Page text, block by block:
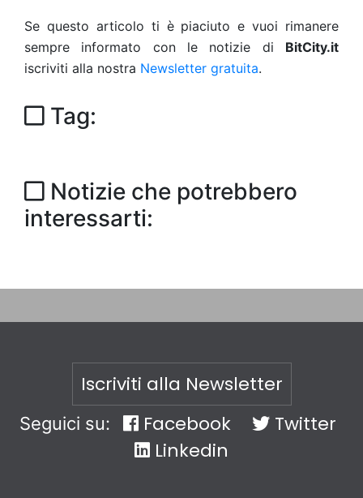
Se questo articolo ti è piaciuto e vuoi rimanere
sempre informato con le notizie di BitCity.it
iscriviti alla nostra Newsletter gratuita.
Tag:
Notizie che potrebbero
interessarti:
Iscriviti alla Newsletter
Seguici su: Facebook
Twitter
Linkedin